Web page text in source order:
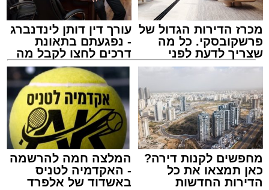
מכרז הדירות הגדול של
פרשקובסקי. כל מה
שצריך לדעת לפני
שמגישים הצעה לדירה
עורך דין דותן לינדנברג
- נפגעתם בתאונת
דרכים לחצו לקבל מה
שמגיע לכם
מחפשים לקנות דירה?
כאן תמצאו את כל
הדירות החדשות
המלצה חמה להרשמה
- האקדמיה לטניס
באשדוד של אלפרד